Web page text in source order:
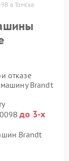
в Томске
отказе
Brandt
до 3-х
Brandt